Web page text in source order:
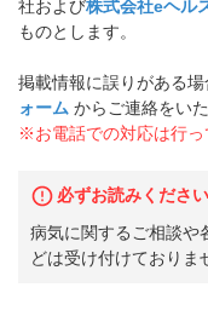
社および株式会社eヘル
ものとします。
掲載情報に誤りがある場
ォーム からご連絡をい
※お電話での対応は行っ
必ずお読みください
病気に関するご相談や
どは受け付けておりま